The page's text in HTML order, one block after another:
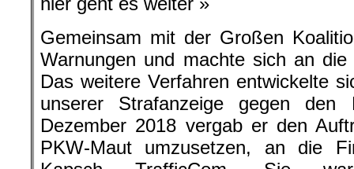
Gemeinsam mit der Großen
Warnungen und machte sich an
Das weitere Verfahren entwickelte
unserer Strafanzeige gegen
Dezember 2018 vergab er den
PKW-Maut umzusetzen, an die